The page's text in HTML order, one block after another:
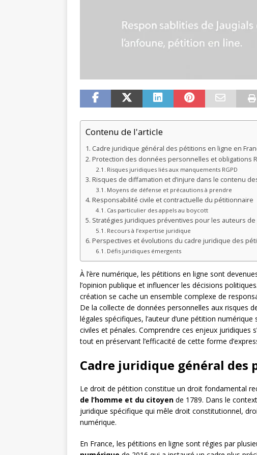
Contenu de l'article
Cadre juridique général des pétitions en ligne en
Protection des données personnelles et obligations
Risques juridiques liés aux manquements RGPD
Risques de diffamation et d’injure dans le contenu
Moyens de défense et précautions à prendre
Responsabilité civile et contractuelle du pétitionnaire
Cas particulier des appels au boycott
Stratégies juridiques préventives pour les auteurs
Recours à l’expertise juridique
Perspectives et évolutions du cadre juridique des
Défis juridiques émergents
À l’ère numérique, les pétitions en ligne sont
l’opinion publique et influencer les décisions
création se cache un ensemble complexe de
De la collecte de données personnelles aux risques
légales spécifiques, l’auteur d’une pétition
civiles et pénales. Comprendre ces enjeux juridiques
tout en préservant l’efficacité de cette forme
Cadre juridique général des
Le droit de pétition constitue un droit fondamental
de l’homme et du citoyen de 1789. Dans le
juridique spécifique qui mêle droit constitutionnel,
numérique.
En France, les pétitions en ligne sont régies par